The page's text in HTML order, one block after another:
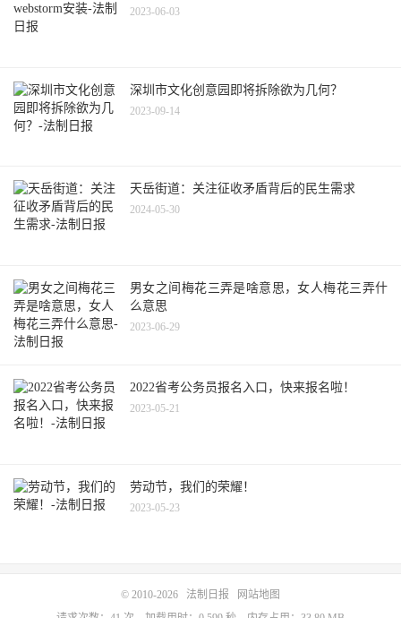
2023-06-03
深圳市文化创意园即将拆除欲为几何？
2023-09-14
天岳街道：关注征收矛盾背后的民生需求
2024-05-30
男女之间梅花三弄是啥意思，女人梅花三弄什
么意思
2023-06-29
2022省考公务员报名入口，快来报名啦！
2023-05-21
劳动节，我们的荣耀！
2023-05-23
© 2010-2026 法制日报
网站地图